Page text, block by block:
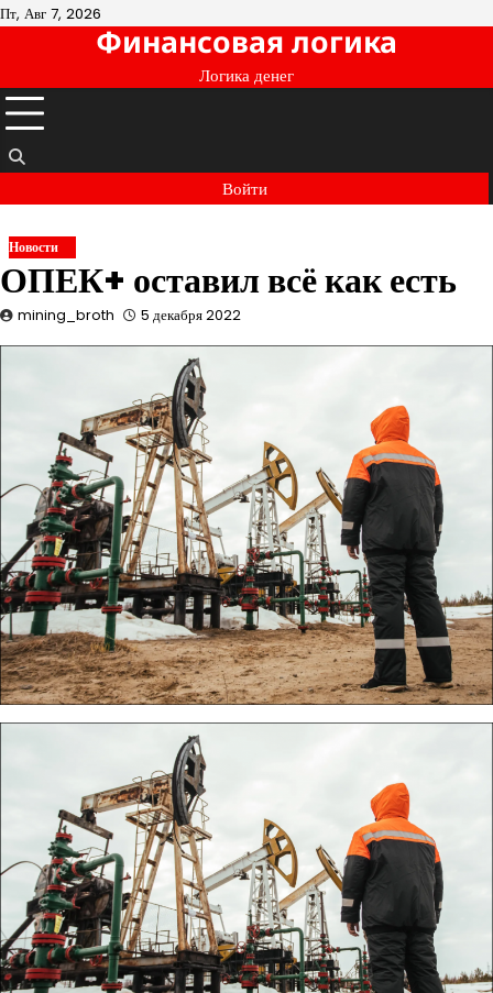
Перейти
Пт, Авг 7, 2026
Финансовая логика
Логика денег
Войти
Новости
ОПЕК+ оставил всё как есть
mining_broth 5 декабря 2022